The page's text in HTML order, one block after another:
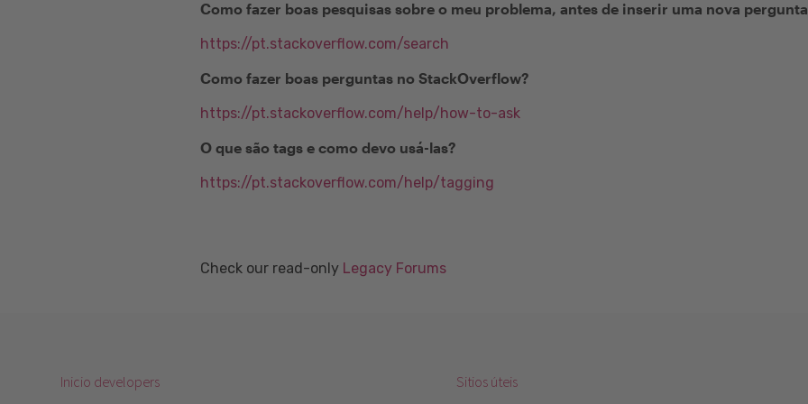
Como fazer boas pesquisas sobre o meu problema, antes de inserir uma nova
https://pt.stackoverflow.com/search
Como fazer boas perguntas no StackOverflow?
https://pt.stackoverflow.com/help/how-to-ask
O que são tags e como devo usá-las?
https://pt.stackoverflow.com/help/tagging
Check our read-only Legacy Forums
Inicio developers Sitios úteis